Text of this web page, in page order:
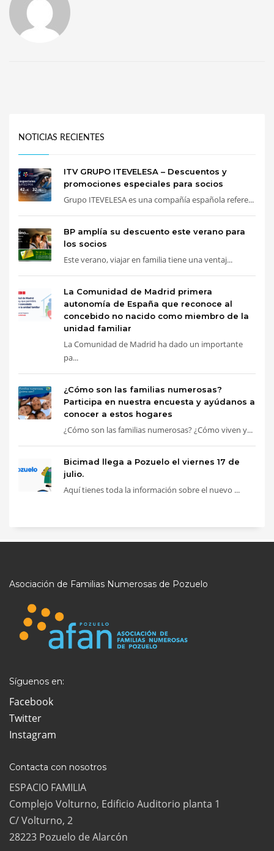
NOTICIAS RECIENTES
ITV GRUPO ITEVELESA – Descuentos y
promociones especiales para socios
Grupo ITEVELESA es una compañía española refere...
BP amplía su descuento este verano para
los socios
Este verano, viajar en familia tiene una ventaj...
La Comunidad de Madrid primera
autonomía de España que reconoce al
concebido no nacido como miembro de la
unidad familiar
La Comunidad de Madrid ha dado un importante
pa...
¿Cómo son las familias numerosas?
Participa en nuestra encuesta y ayúdanos a
conocer a estos hogares
¿Cómo son las familias numerosas? ¿Cómo viven y...
Bicimad llega a Pozuelo el viernes 17 de
julio.
Aquí tienes toda la información sobre el nuevo ...
Asociación de Familias Numerosas de Pozuelo
Síguenos en:
Facebook
Twitter
Instagram
Contacta con nosotros
ESPACIO FAMILIA
Complejo Volturno, Edificio Auditorio planta 1
C/ Volturno, 2
28223 Pozuelo de Alarcón